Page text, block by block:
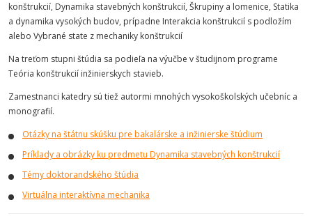
konštrukcií, Dynamika stavebných konštrukcií, Škrupiny a lomenice, Statika
a dynamika vysokých budov, prípadne Interakcia konštrukcií s podložím
alebo Vybrané state z mechaniky konštrukcií
Na treťom stupni štúdia sa podieľa na výučbe v študijnom programe
Teória konštrukcií inžinierskych stavieb.
Zamestnanci katedry sú tiež autormi mnohých vysokoškolských učebníc a
monografií.
Otázky na štátnu skúšku pre bakalárske a inžinierske štúdium
Príklady a obrázky ku predmetu Dynamika stavebných konštrukcií
Témy doktorandského štúdia
Virtuálna interaktívna mechanika